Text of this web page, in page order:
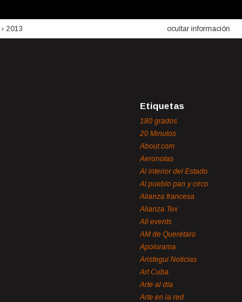
› 2013 ocultar información
Etiquetas
180 grados
20 Minutos
About.com
Aeronotas
Al interior del Estado
Al pueblo pan y circo
Alianza francesa
Alianza Tex
All events
AM de Querétaro
Apolorama
Aristegui Noticias
Art Cuba
Arte al día
Arte en la red